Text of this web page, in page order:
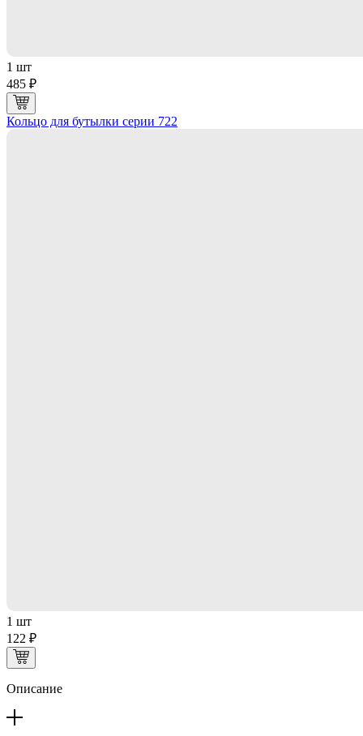
1 шт
485 ₽
Кольцо для бутылки серии 722
1 шт
122 ₽
Описание